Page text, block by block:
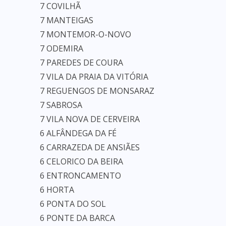
7 COVILHÃ
7 MANTEIGAS
7 MONTEMOR-O-NOVO
7 ODEMIRA
7 PAREDES DE COURA
7 VILA DA PRAIA DA VITÓRIA
7 REGUENGOS DE MONSARAZ
7 SABROSA
7 VILA NOVA DE CERVEIRA
6 ALFÂNDEGA DA FÉ
6 CARRAZEDA DE ANSIÃES
6 CELORICO DA BEIRA
6 ENTRONCAMENTO
6 HORTA
6 PONTA DO SOL
6 PONTE DA BARCA